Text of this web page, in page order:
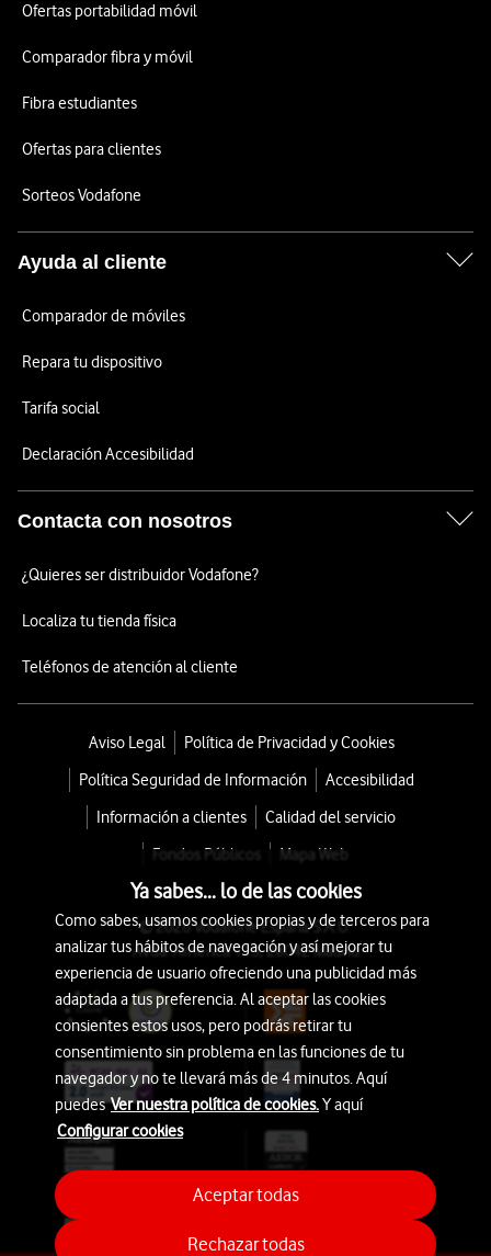
Ofertas portabilidad móvil
Comparador fibra y móvil
Fibra estudiantes
Ofertas para clientes
Sorteos Vodafone
Ayuda al cliente
Comparador de móviles
Repara tu dispositivo
Tarifa social
Declaración Accesibilidad
Contacta con nosotros
¿Quieres ser distribuidor Vodafone?
Localiza tu tienda física
Teléfonos de atención al cliente
Aviso Legal
Política de Privacidad y Cookies
Política Seguridad de Información
Accesibilidad
Información a clientes
Calidad del servicio
Fondos Públicos
Mapa Web
© 2026 Vodafone España S.A.U.
Avda. América 115, 28042 Madrid
Ya sabes... lo de las cookies
Como sabes, usamos cookies propias y de terceros para
analizar tus hábitos de navegación y así mejorar tu
experiencia de usuario ofreciendo una publicidad más
adaptada a tus preferencia. Al aceptar las cookies
consientes estos usos, pero podrás retirar tu
consentimiento sin problema en las funciones de tu
navegador y no te llevará más de 4 minutos. Aquí
puedesVer nuestra política de cookies.Y aquí
Configurar cookies
Rechazar todas
Aceptar todas